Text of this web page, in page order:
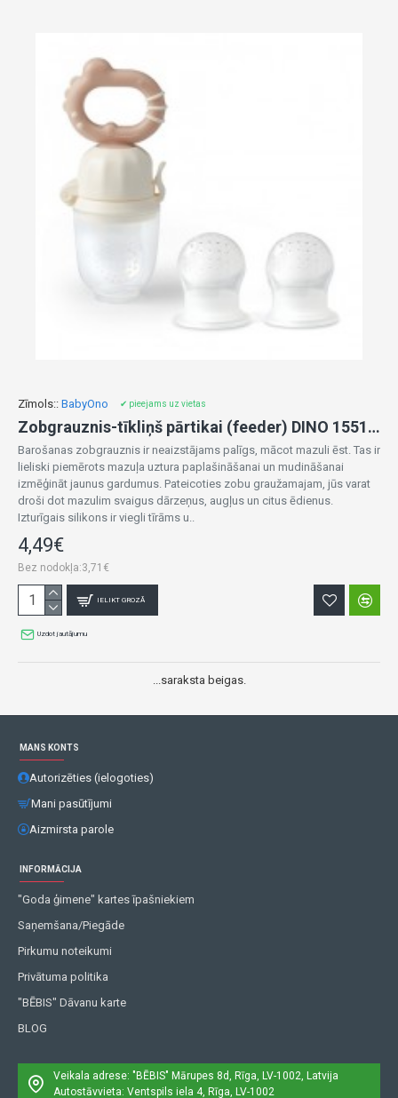
Zīmols:: BabyOno ✔ pieejams uz vietas
Zobgrauznis-tīkliņš pārtikai (feeder) DINO 1551/03+ (3 uzgaļi komplektā)
Barošanas zobgrauznis ir neaizstājams palīgs, mācot mazuli ēst. Tas ir
lieliski piemērots mazuļa uztura paplašināšanai un mudināšanai
izmēģināt jaunus gardumus. Pateicoties zobu graužamajam, jūs varat
droši dot mazulim svaigus dārzeņus, augļus un citus ēdienus.
Izturīgais silikons ir viegli tīrāms u..
4,49€
Bez nodokļa:3,71€
IELIKT GROZĀ
Uzdot jautājumu
...saraksta beigas.
MANS KONTS
Autorizēties (ielogoties)
Mani pasūtījumi
Aizmirsta parole
INFORMĀCIJA
"Goda ģimene" kartes īpašniekiem
Saņemšana/Piegāde
Pirkumu noteikumi
Privātuma politika
"BĒBIS" Dāvanu karte
BLOG
Veikala adrese: "BĒBIS" Mārupes 8d, Rīga, LV-1002, Latvija
Autostāvvieta: Ventspils iela 4, Rīga, LV-1002